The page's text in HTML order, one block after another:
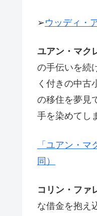
➢ウッディ・
ユアン・マク
の手伝いを続
く付きの中古
の移住を夢見
手を染めてし
「ユアン・
同）
コリン・ファ
な借金を抱え